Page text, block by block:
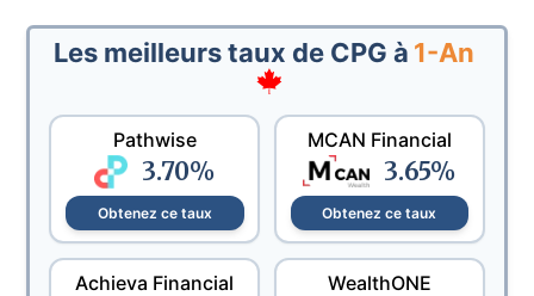
Les meilleurs taux de CPG à 1-An
Pathwise
3.70%
Obtenez ce taux
MCAN Financial
3.65%
Obtenez ce taux
Achieva Financial WealthONE